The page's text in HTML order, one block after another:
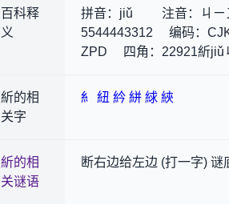
百科释
义
拼音：jiǔ 注音：ㄐㄧ
5544443312 编码：
ZPD 四角：22921紤jiǔ
紤的相
关字
糹 紐 紟 絣 絿 綊
紤的相
关谜语
断右边给左边 (打一字) 谜